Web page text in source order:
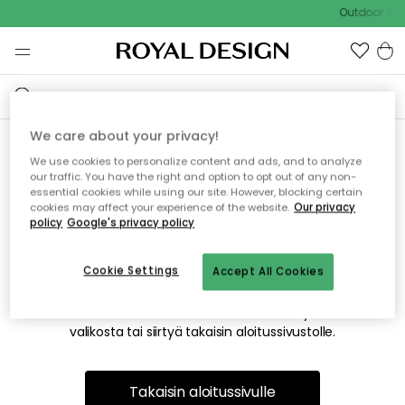
Outdoor
Emme valitettavasti löydä
etsimääsi sivua
Tämä voi johtua siitä, että sivua ei enää ole tai siitä, että se
on siirretty muualle. Pahoittelemme tästä mahdollisesti
valikosta tai siirtyä takaisin aloitussivustolle.
Takaisin aloitussivulle
We care about your privacy!
We use cookies to personalize content and ads, and to analyze
our traffic. You have the right and option to opt out of any non-
essential cookies while using our site. However, blocking certain
cookies may affect your experience of the website. Our privacy
policy Google's privacy policy
Accept All Cookies
Cookie Settings